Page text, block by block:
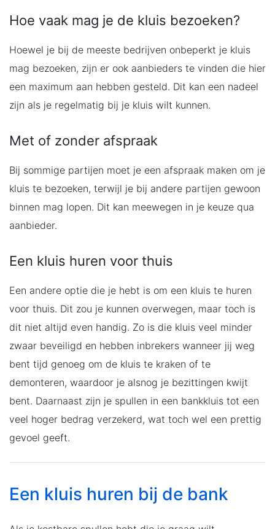
Hoe vaak mag je de kluis bezoeken?
Hoewel je bij de meeste bedrijven onbeperkt je kluis
mag bezoeken, zijn er ook aanbieders te vinden die hier
een maximum aan hebben gesteld. Dit kan een nadeel
zijn als je regelmatig bij je kluis wilt kunnen.
Met of zonder afspraak
Bij sommige partijen moet je een afspraak maken om je
kluis te bezoeken, terwijl je bij andere partijen gewoon
binnen mag lopen. Dit kan meewegen in je keuze qua
aanbieder.
Een kluis huren voor thuis
Een andere optie die je hebt is om een kluis te huren
voor thuis. Dit zou je kunnen overwegen, maar toch is
dit niet altijd even handig. Zo is die kluis veel minder
zwaar beveiligd en hebben inbrekers wanneer jij weg
bent tijd genoeg om de kluis te kraken of te
demonteren, waardoor je alsnog je bezittingen kwijt
bent. Daarnaast zijn je spullen in een bankkluis tot een
veel hoger bedrag verzekerd, wat toch wel een prettig
gevoel geeft.
Een kluis huren bij de bank